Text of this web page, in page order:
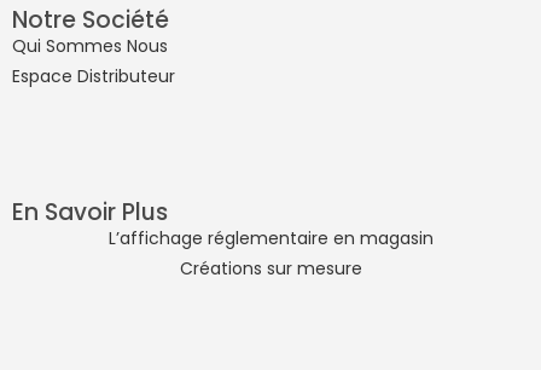
Notre Société
Qui Sommes Nous
Espace Distributeur
En Savoir Plus
L’affichage réglementaire en magasin
Créations sur mesure